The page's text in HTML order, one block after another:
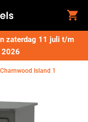
zaterdag 11 juli t/m
2026
Charnwood Island 1